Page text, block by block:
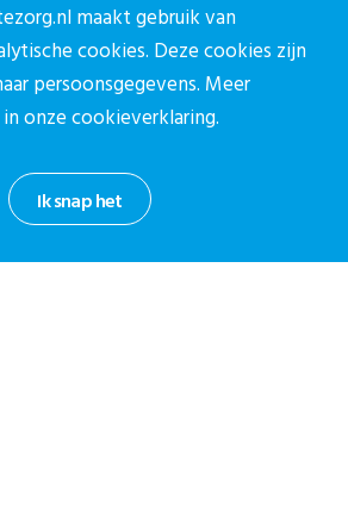
BL Utrecht
Ik snap het
maakt gebruik van
cookies. Deze cookies zijn
persoonsgegevens. Meer
onzecookieverklaring.